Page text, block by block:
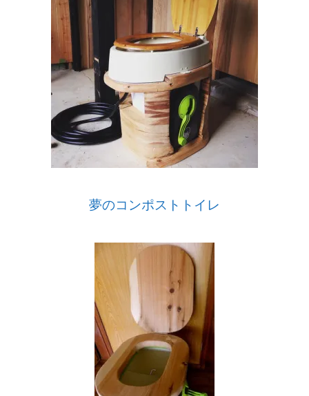
夢のコンポストトイレ